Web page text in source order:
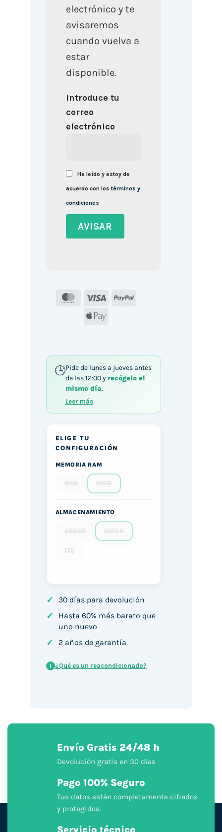
electrónico y te
avisaremos
cuando vuelva a
estar
disponible.
Introduce tu
correo
electrónico
He leído y estoy de
acuerdo con lostérminos y
condiciones
MasterCard
Visa
PayPal
Apple
Pide de lunes a jueves antes
de las 12:00 y recógelo el
mismo día.
Leer más
ELIGE TU
CONFIGURACIÓN
MEMORIA RAM
8GB 12GB
ALMACENAMIENTO
256GB 512GB
1TB
✓ 30 días para devolución
✓
Hasta 60% más barato que
uno nuevo
✓ 2 años de garantía
i ¿Qué es un reacondicionado?
Envío Gratis 24/48 h
Devolución gratis en 30 días
Pago 100% Seguro
Tus datos están completamente cifrados
y protegidos.